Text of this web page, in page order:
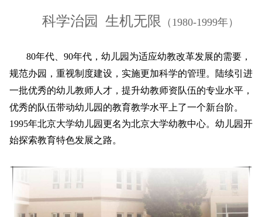
科学治园 生机无限 （1980-1999年）
80年代、90年代，幼儿园为适应幼教改革发展的需要，
规范办园，重视制度建设，实施更加科学的管理。陆续引进
一批优秀的幼儿教师人才，提升幼教师资队伍的专业水平，
优秀的队伍带动幼儿园的教育教学水平上了一个新台阶。
1995年北京大学幼儿园更名为北京大学幼教中心。幼儿园开
始探索教育特色发展之路。